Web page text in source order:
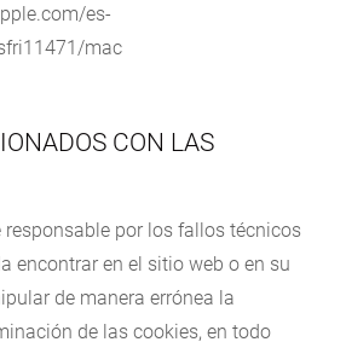
es-
mac
CON LAS
responsable por los fallos técnicos
encontrar en el sitio web o en su
de manera errónea la
de las cookies, en todo